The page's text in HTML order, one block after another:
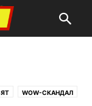
WOW-СКАНДАЛ